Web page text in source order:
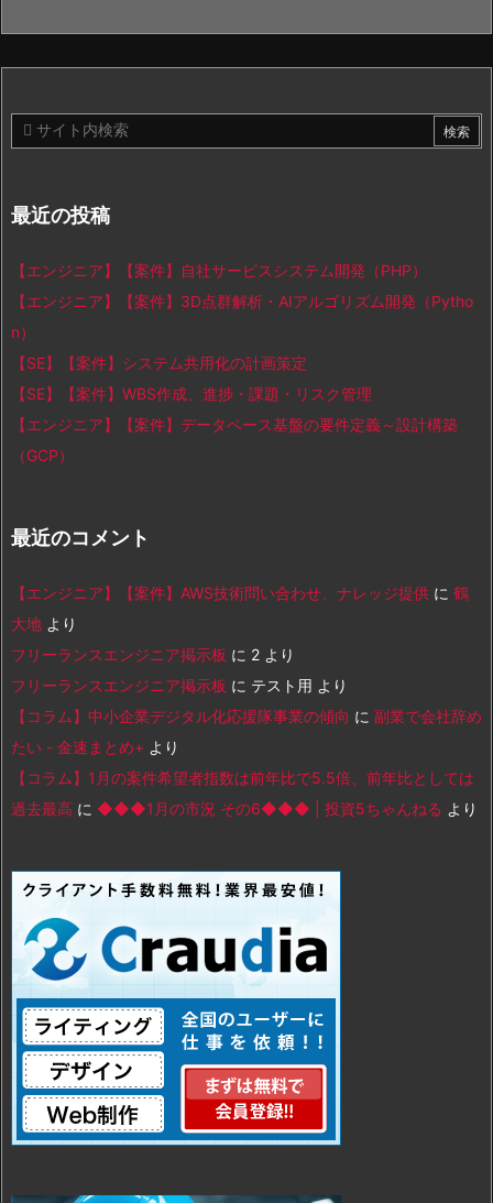
最近の投稿
【エンジニア】【案件】自社サービスシステム開発（PHP）
【エンジニア】【案件】3D点群解析・AIアルゴリズム開発（Pytho
n）
【SE】【案件】システム共用化の計画策定
【SE】【案件】WBS作成、進捗・課題・リスク管理
【エンジニア】【案件】データベース基盤の要件定義～設計構築
（GCP）
最近のコメント
【エンジニア】【案件】AWS技術問い合わせ、ナレッジ提供 に 鶴
大地 より
フリーランスエンジニア掲示板 に 2 より
フリーランスエンジニア掲示板 に テスト用 より
【コラム】中小企業デジタル化応援隊事業の傾向 に 副業で会社辞め
たい - 金速まとめ+ より
【コラム】1月の案件希望者指数は前年比で5.5倍、前年比としては
過去最高 に ◆◆◆1月の市況 その6◆◆◆ | 投資5ちゃんねる より